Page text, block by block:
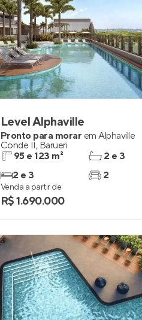
Level Alphaville
Pronto para morar em Alphaville
Conde II, Barueri
95 e 123 m²
2 e 3
2 e 3
2
Venda a partir de
R$ 1.690.000